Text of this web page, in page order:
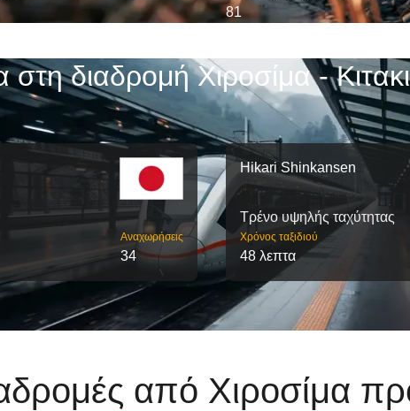
81
στη διαδρομή Χιροσίμα -
Αναχωρήσεις
34
Hikari Shinkansen
Τρένο υψηλής ταχύτητας
Χρόνος ταξιδιού
48 λεπτα
από Χιροσίμα